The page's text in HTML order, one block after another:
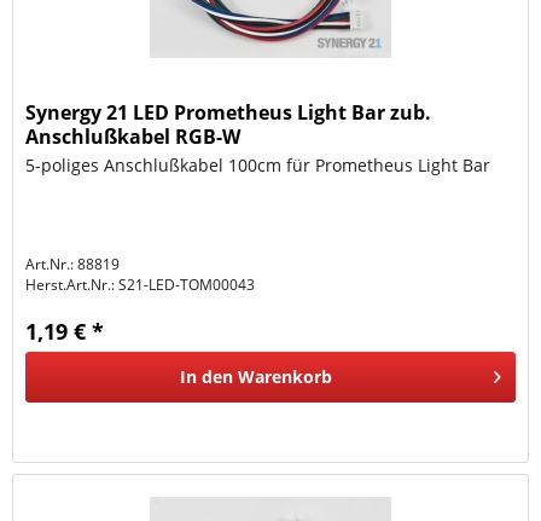
Synergy 21 LED Prometheus Light Bar zub.
Anschlußkabel RGB-W
5-poliges Anschlußkabel 100cm für Prometheus Light Bar
Art.Nr.: 88819
Herst.Art.Nr.:S21-LED-TOM00043
1,19 € *
In den Warenkorb